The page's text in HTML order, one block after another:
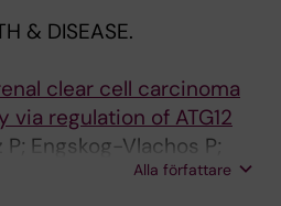
& DISEASE.
clear cell carcinoma
regulation of ATG12
Engskog-Vlachos P;
N; Zerdes I; Joseph B
Alla författare